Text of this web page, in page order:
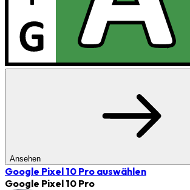
Ansehen
Google Pixel 10 Pro auswählen
Google Pixel 10 Pro